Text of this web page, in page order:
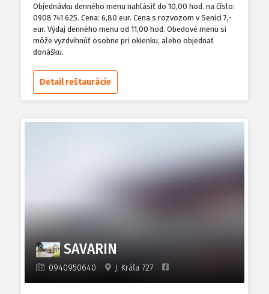
Objednávku denného menu nahlásiť do 10,00 hod. na číslo:
0908 741 625. Cena: 6,80 eur. Cena s rozvozom v Senici 7,-
eur. Výdaj denného menu od 11,00 hod. Obedové menu si
môže vyzdvihnúť osobne pri okienku, alebo objednať
donášku.
Detail reštaurácie
SAVARIN
0940950640 J. Kráľa 727